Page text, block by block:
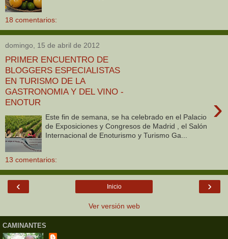
18 comentarios:
domingo, 15 de abril de 2012
PRIMER ENCUENTRO DE
BLOGGERS ESPECIALISTAS
EN TURISMO DE LA
GASTRONOMIA Y DEL VINO -
ENOTUR
›
Este fin de semana, se ha celebrado en el Palacio
de Exposiciones y Congresos de Madrid , el Salón
Internacional de Enoturismo y Turismo Ga...
13 comentarios:
‹ ›
Inicio
Ver versión web
CAMINANTES